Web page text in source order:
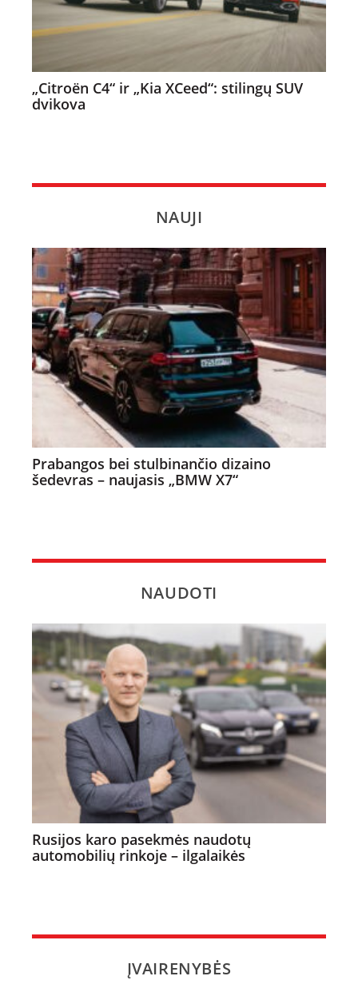
„Citroën C4“ ir „Kia XCeed“: stilingų SUV
dvikova
NAUJI
Prabangos bei stulbinančio dizaino
šedevras – naujasis „BMW X7“
NAUDOTI
Rusijos karo pasekmės naudotų
automobilių rinkoje – ilgalaikės
ĮVAIRENYBĖS